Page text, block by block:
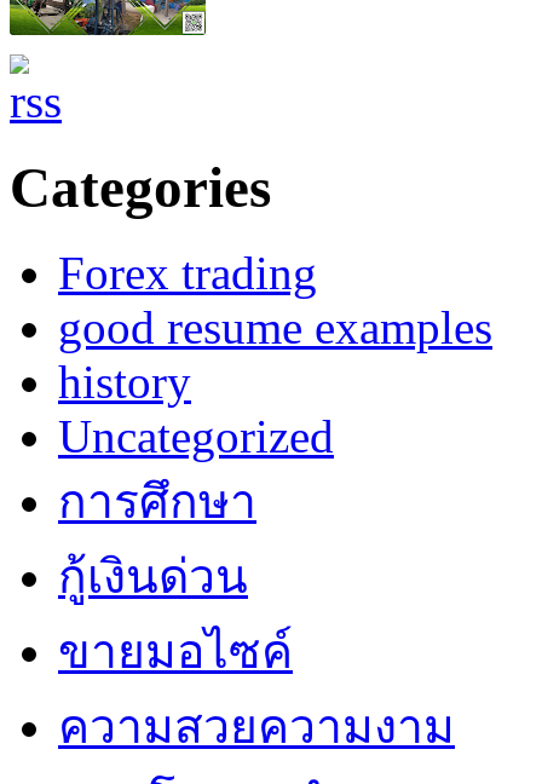
Categories
Forex trading
good resume examples
history
Uncategorized
การศึกษา
กู้เงินด่วน
ขายมอไซค์
ความสวยความงาม